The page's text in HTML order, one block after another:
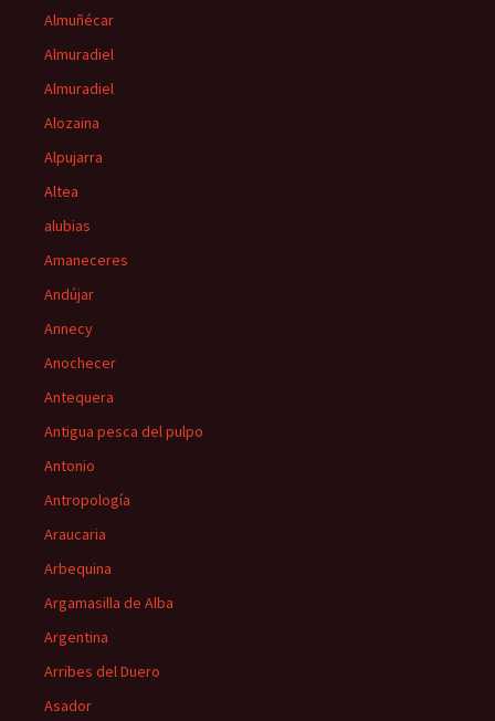
Almuñécar
Almuradiel
Almuradiel
Alozaina
Alpujarra
Altea
alubias
Amaneceres
Andújar
Annecy
Anochecer
Antequera
Antigua pesca del pulpo
Antonio
Antropología
Araucaria
Arbequina
Argamasilla de Alba
Argentina
Arribes del Duero
Asador